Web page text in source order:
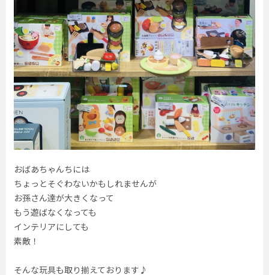
おばあちゃんちには
ちょっとそぐわないかもしれませんが
お孫さん達が大きくなって
もう遊ばなくなっても
インテリアにしても
素敵！
そんな玩具も取り揃えております♪